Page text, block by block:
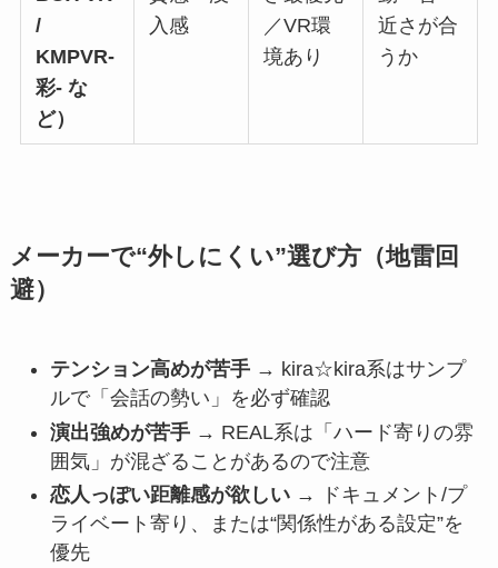
/
KMPVR-
彩- な
ど）
入感
／VR環
境あり
近さが合
うか
メーカーで“外しにくい”選び方（地雷回
避）
テンション高めが苦手→ kira☆kira系はサンプ
ルで「会話の勢い」を必ず確認
演出強めが苦手→ REAL系は「ハード寄りの雰
囲気」が混ざることがあるので注意
恋人っぽい距離感が欲しい→ ドキュメント/プ
ライベート寄り、または“関係性がある設定”を
優先